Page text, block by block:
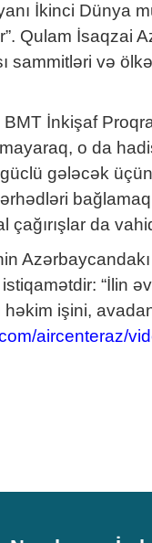
İkinci Dünya
Qulam İsaqzai
sammitləri və
BMT İnkişaf
o da
gələcək
çağırışlar da
“İlin
işini,
aircenteraz/